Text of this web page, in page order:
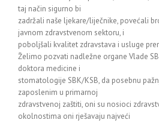
taj način sigurno bi
zadržali naše ljekare/liječnike, povećali
javnom zdravstvenom sektoru, i
poboljšali kvalitet zdravstava i usluge
Želimo pozvati nadležne organe Vlade
doktora medicine i
stomatologije SBK/KSB, da posebnu
zaposlenim u primarnoj
zdravstvenoj zaštiti, oni su nosioci
okolnostima oni rješavaju najveći